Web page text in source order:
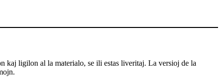
ligilon al la materialo, se ili estas liveritaj. La versioj de la